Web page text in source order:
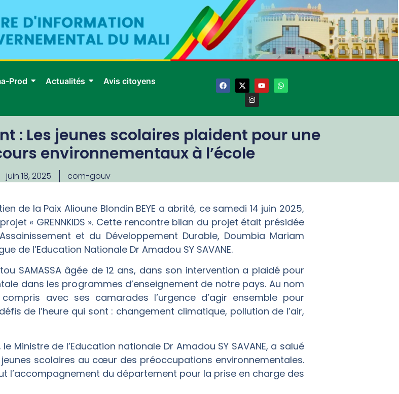
Prod Actualités Avis citoyens
: Les jeunes scolaires plaident pour une
environnementaux à l’école
juin 18, 2025 com-gouv
de la Paix Alioune Blondin BEYE a abrité, ce samedi 14 juin 2025,
« GRENNKIDS ». Cette rencontre bilan du projet était présidée
et du Développement Durable, Doumbia Mariam
de l’Education Nationale Dr Amadou SY SAVANE.
SAMASSA âgée de 12 ans, dans son intervention a plaidé pour
dans les programmes d’enseignement de notre pays. Au nom
compris avec ses camarades l’urgence d’agir ensemble pour
de l’heure qui sont : changement climatique, pollution de l’air,
Ministre de l’Education nationale Dr Amadou SY SAVANE, a salué
scolaires au cœur des préoccupations environnementales.
l’accompagnement du département pour la prise en charge des